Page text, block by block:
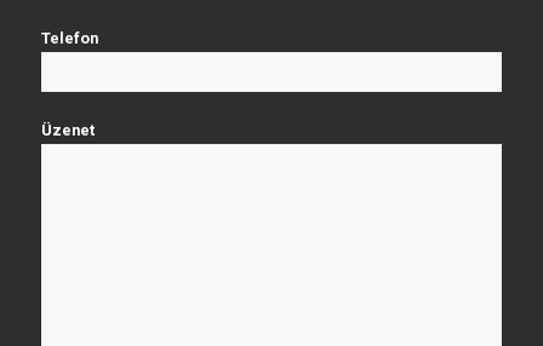
Telefon
Üzenet